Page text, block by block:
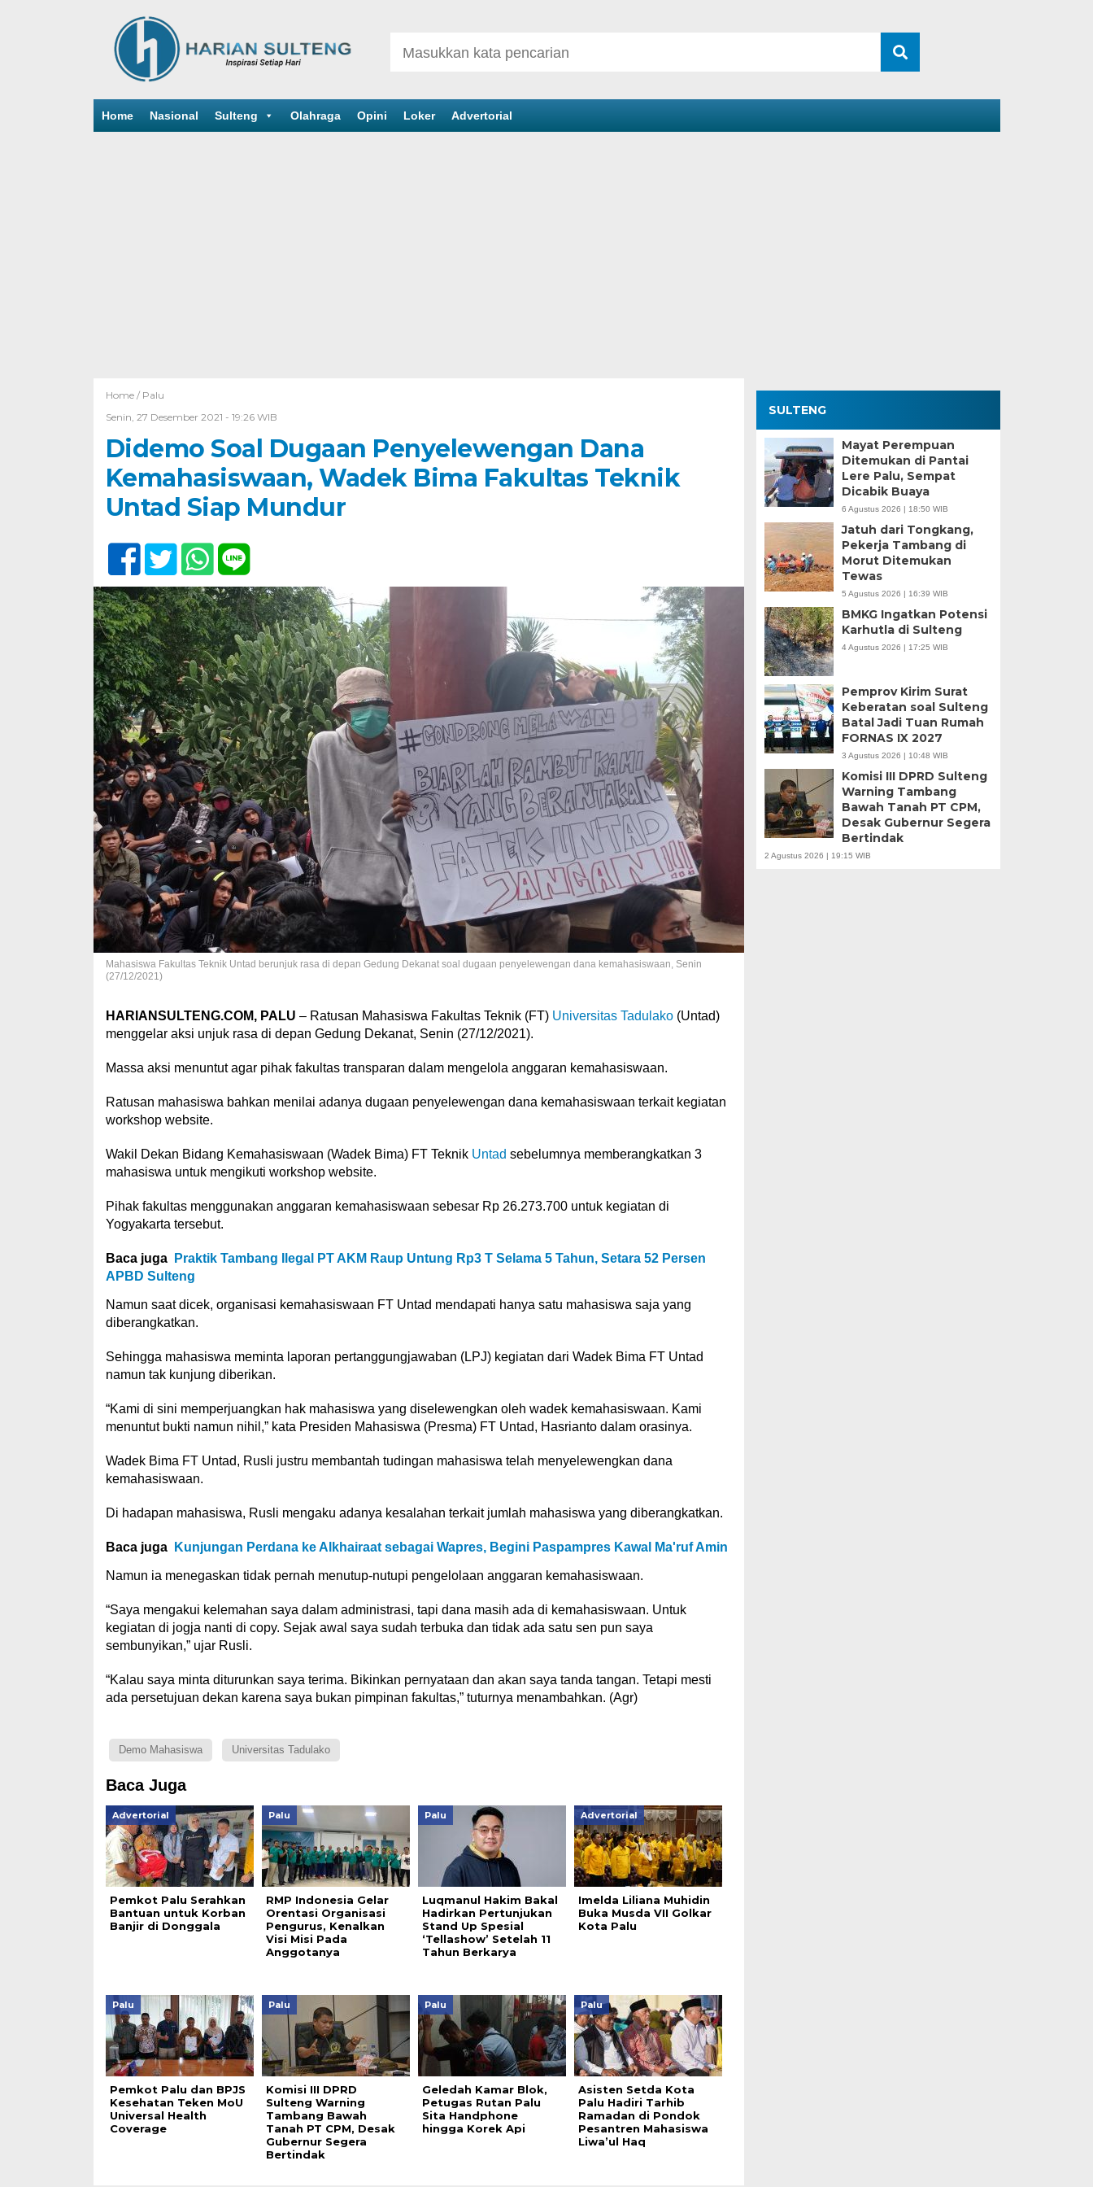
Home Nasional Sulteng Olahraga Opini Loker Advertorial
Home / Palu
Senin, 27 Desember 2021 - 19:26 WIB
Didemo Soal Dugaan Penyelewengan Dana
Kemahasiswaan, Wadek Bima Fakultas Teknik
Untad Siap Mundur
Mahasiswa Fakultas Teknik Untad berunjuk rasa di depan Gedung Dekanat soal dugaan penyelewengan dana kemahasiswaan, Senin
(27/12/2021)
HARIANSULTENG.COM, PALU – Ratusan Mahasiswa Fakultas Teknik (FT) Universitas Tadulako(Untad)
menggelar aksi unjuk rasa di depan Gedung Dekanat, Senin (27/12/2021).
Massa aksi menuntut agar pihak fakultas transparan dalam mengelola anggaran kemahasiswaan.
Ratusan mahasiswa bahkan menilai adanya dugaan penyelewengan dana kemahasiswaan terkait kegiatan
workshop website.
Wakil Dekan Bidang Kemahasiswaan (Wadek Bima) FT Teknik Untad sebelumnya memberangkatkan 3
mahasiswa untuk mengikuti workshop website.
Pihak fakultas menggunakan anggaran kemahasiswaan sebesar Rp 26.273.700 untuk kegiatan di
Yogyakarta tersebut.
Baca juga
Praktik Tambang Ilegal PT AKM Raup Untung Rp3 T Selama 5 Tahun, Setara 52 Persen
APBD Sulteng
Namun saat dicek, organisasi kemahasiswaan FT Untad mendapati hanya satu mahasiswa saja yang
diberangkatkan.
Sehingga mahasiswa meminta laporan pertanggungjawaban (LPJ) kegiatan dari Wadek Bima FT Untad
namun tak kunjung diberikan.
“Kami di sini memperjuangkan hak mahasiswa yang diselewengkan oleh wadek kemahasiswaan. Kami
menuntut bukti namun nihil,” kata Presiden Mahasiswa (Presma) FT Untad, Hasrianto dalam orasinya.
Wadek Bima FT Untad, Rusli justru membantah tudingan mahasiswa telah menyelewengkan dana
kemahasiswaan.
Di hadapan mahasiswa, Rusli mengaku adanya kesalahan terkait jumlah mahasiswa yang diberangkatkan.
Baca juga Kunjungan Perdana ke Alkhairaat sebagai Wapres, Begini Paspampres Kawal Ma'ruf Amin
Namun ia menegaskan tidak pernah menutup-nutupi pengelolaan anggaran kemahasiswaan.
“Saya mengakui kelemahan saya dalam administrasi, tapi dana masih ada di kemahasiswaan. Untuk
kegiatan di jogja nanti di copy. Sejak awal saya sudah terbuka dan tidak ada satu sen pun saya
sembunyikan,” ujar Rusli.
“Kalau saya minta diturunkan saya terima. Bikinkan pernyataan dan akan saya tanda tangan. Tetapi mesti
ada persetujuan dekan karena saya bukan pimpinan fakultas,” tuturnya menambahkan. (Agr)
Demo Mahasiswa Universitas Tadulako
Baca Juga
Advertorial
Pemkot Palu Serahkan
Bantuan untuk Korban
Banjir di Donggala
Palu
RMP Indonesia Gelar
Orentasi Organisasi
Pengurus, Kenalkan
Visi Misi Pada
Anggotanya
Palu
Luqmanul Hakim Bakal
Hadirkan Pertunjukan
Stand Up Spesial
‘Tellashow’ Setelah 11
Tahun Berkarya
Advertorial
Imelda Liliana Muhidin
Buka Musda VII Golkar
Kota Palu
Palu
Pemkot Palu dan BPJS
Kesehatan Teken MoU
Universal Health
Coverage
Palu
Komisi III DPRD
Sulteng Warning
Tambang Bawah
Tanah PT CPM, Desak
Gubernur Segera
Bertindak
Palu
Geledah Kamar Blok,
Petugas Rutan Palu
Sita Handphone
hingga Korek Api
Palu
Asisten Setda Kota
Palu Hadiri Tarhib
Ramadan di Pondok
Pesantren Mahasiswa
Liwa’ul Haq
SULTENG
Mayat Perempuan
Ditemukan di Pantai
Lere Palu, Sempat
Dicabik Buaya
6 Agustus 2026 | 18:50 WIB
Jatuh dari Tongkang,
Pekerja Tambang di
Morut Ditemukan
Tewas
5 Agustus 2026 | 16:39 WIB
BMKG Ingatkan Potensi
Karhutla di Sulteng
4 Agustus 2026 | 17:25 WIB
Pemprov Kirim Surat
Keberatan soal Sulteng
Batal Jadi Tuan Rumah
FORNAS IX 2027
3 Agustus 2026 | 10:48 WIB
Komisi III DPRD Sulteng
Warning Tambang
Bawah Tanah PT CPM,
Desak Gubernur Segera
Bertindak
2 Agustus 2026 | 19:15 WIB